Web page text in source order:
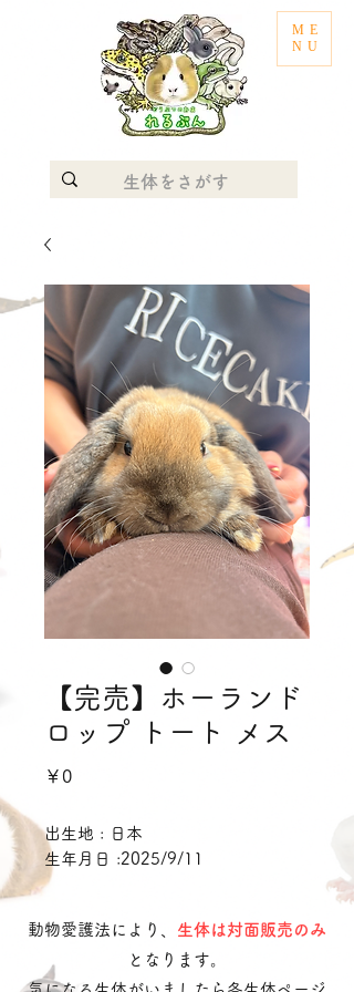
ME
NU
【完売】ホーランド
ロップ トート メス
￥0価
出生地 : 日本
生年月日 :2025/9/11
動物愛護法により、 生体は対面販売のみ
となります。